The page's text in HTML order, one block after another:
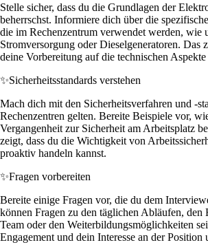
Stelle sicher, dass du die Grundlagen der
beherrschst. Informiere dich über die
die im Rechenzentrum verwendet werden, wie
Stromversorgung oder Dieselgeneratoren. Das
deine Vorbereitung auf die technischen Aspekte
✨Sicherheitsstandards verstehen
Mach dich mit den Sicherheitsverfahren und -
Rechenzentren gelten. Bereite Beispiele vor,
Vergangenheit zur Sicherheit am Arbeitsplatz
zeigt, dass du die Wichtigkeit von
proaktiv handeln kannst.
✨Fragen vorbereiten
Bereite einige Fragen vor, die du dem
können Fragen zu den täglichen Abläufen, den
Team oder den Weiterbildungsmöglichkeiten
Engagement und dein Interesse an der Position